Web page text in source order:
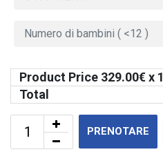
Product Price 329.00€ x 1
Total
PRENOTARE